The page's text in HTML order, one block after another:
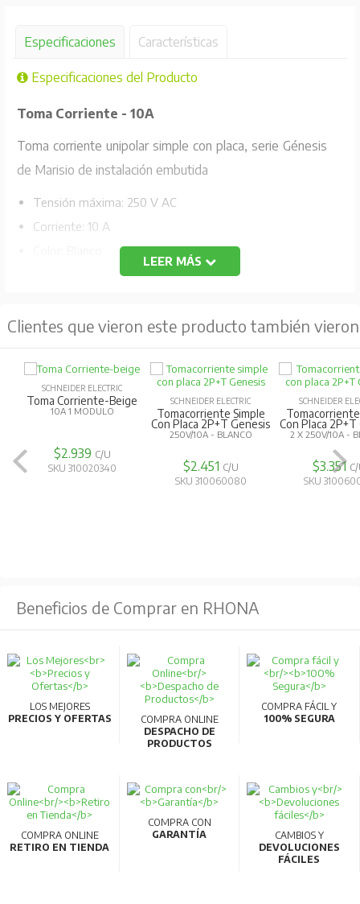
Especificaciones Características
Especificaciones del Producto
Toma Corriente - 10A
Toma corriente unipolar simple con placa, serie Génesis
de Marisio de instalación embutida
Tensión máxima: 250 V AC
Corriente: 10 A
Código Fabricante: MWD130327516 BL
LEER MÁS
Clientes que vieron este producto también vieron
SCHNEIDER ELECTRIC
Toma Corriente-Beige
10A 1 MODULO
$2.939 C/U
SKU 310020340
SCHNEIDER ELECTRIC
Tomacorriente Simple
Con Placa 2P+T Genesis
250V/10A - BLANCO
$2.451 C/U
SKU 310060080
SCHNEIDER
Con Placa
2 X 250V/10A -
$3.351
SKU
Beneficios de Comprar en RHONA
LOS MEJORES
PRECIOS Y OFERTAS
COMPRA ONLINE
DESPACHO DE
PRODUCTOS
COMPRA FÁCIL Y
100% SEGURA
COMPRA ONLINE
RETIRO EN TIENDA
COMPRA CON
GARANTÍA
CAMBIOS Y
DEVOLUCIONES
FÁCILES